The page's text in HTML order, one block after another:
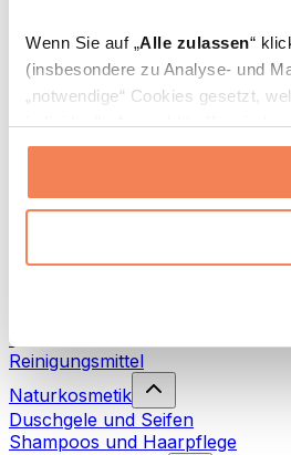
Wenn Sie auf „Alle zulassen“
(insbesondere zu Analyse- und
„notwendige“ Cookies gesetzt,
individuelle Auswahl treffen,
erlauben“ klicken.
Weitere Informationen über die
Zubehör nach Aktivität
Laufen
Kampfsport
Yoga & Pilates
Wandern
Rotlichttherapie
Waschmittel
Reinigungsmittel
Naturkosmetik
Duschgele und Seifen
Shampoos und Haarpflege